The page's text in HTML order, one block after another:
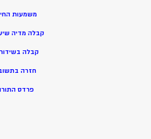
משמעות
קבלה מדיה
קבלה
חזרה
פרדס